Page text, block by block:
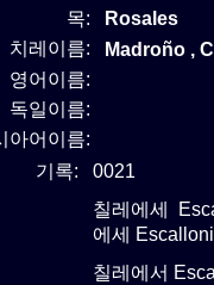
목:
Rosales
치레이름:
Madroño ,
영어이름:
독일이름:
아어이름:
기록:
0021
칠레에세
에세
칠레에서